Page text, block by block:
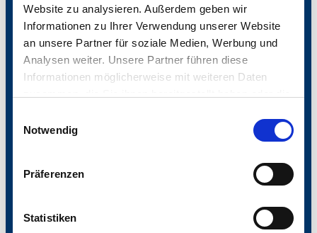
Website zu analysieren. Außerdem geben wir
Informationen zu Ihrer Verwendung unserer Website
an unsere Partner für soziale Medien, Werbung und
Analysen weiter. Unsere Partner führen diese
Informationen möglicherweise mit weiteren Daten
haben.
der Cookies
Notwendig
Präferenzen
Statistiken
Ich bestelle zusätzlich kostenlos das Warren
Buffett Buch mit!
Datenschutzerklärung
und erklären sich mit dieser
personenbezogene Daten einverstanden.